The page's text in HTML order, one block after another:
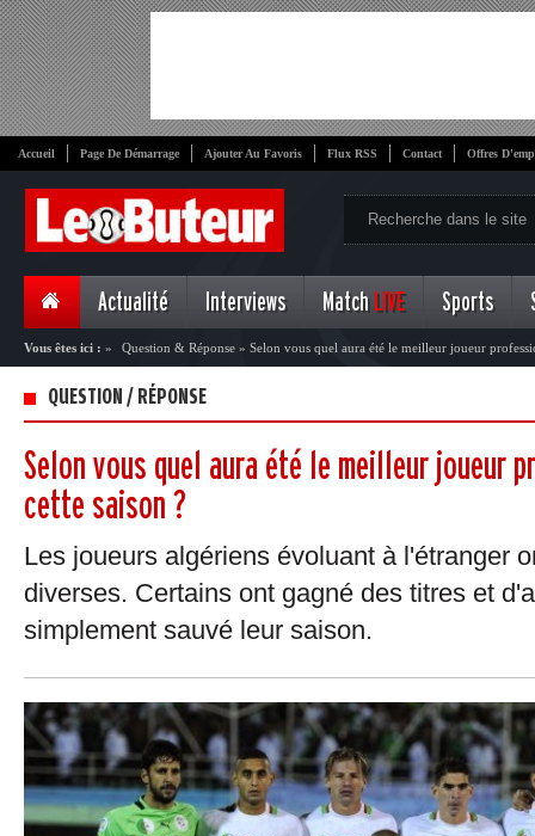
Accueil Page De Démarrage Ajouter Au Favoris Flux RSS Contact Offres
Actualité Interviews Match LIVE Sports
Vous êtes ici : » Question & Réponse » Selon vous quel aura été le meilleur joueur
QUESTION / RÉPONSE
Selon vous quel aura été le meilleur joueur
cette saison ?
Les joueurs algériens évoluant à l'étranger
diverses. Certains ont gagné des titres et
simplement sauvé leur saison.